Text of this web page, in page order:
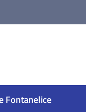
Fontanelice